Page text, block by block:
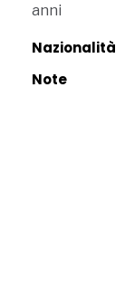
anni
Nazionalità
Note